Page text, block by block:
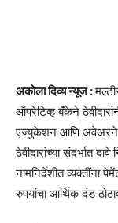
अकोला दिव्य न्यूज :
ऑपरेटिव्ह बॅंकेने
एज्युकेशन आणि अवेअरनेस
ठेवीदारांच्या संदर्भात
नामनिर्देशीत व्यक्तींना
रुपयांचा आर्थिक दंड